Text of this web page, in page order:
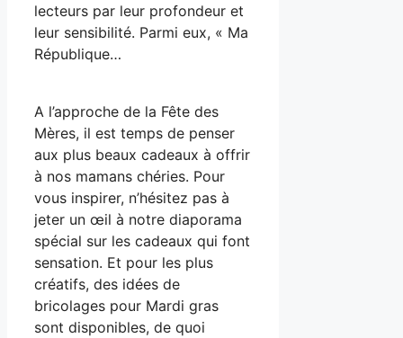
lecteurs par leur profondeur et
leur sensibilité. Parmi eux, « Ma
République…
A l’approche de la Fête des
Mères, il est temps de penser
aux plus beaux cadeaux à offrir
à nos mamans chéries. Pour
vous inspirer, n’hésitez pas à
jeter un œil à notre diaporama
spécial sur les cadeaux qui font
sensation. Et pour les plus
créatifs, des idées de
bricolages pour Mardi gras
sont disponibles, de quoi